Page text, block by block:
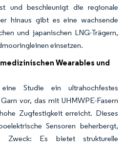
und beschleunigt die regionale
hinaus gibt es eine wachsende
und japanischen LNG-Trägern,
einsetzen.
Wearables und
Studie ein ultrahochfestes
vor, das mit UHMWPE-Fasern
Zugfestigkeit erreicht. Dieses
Sensoren beherbergt,
Zweck: Es bietet strukturelle